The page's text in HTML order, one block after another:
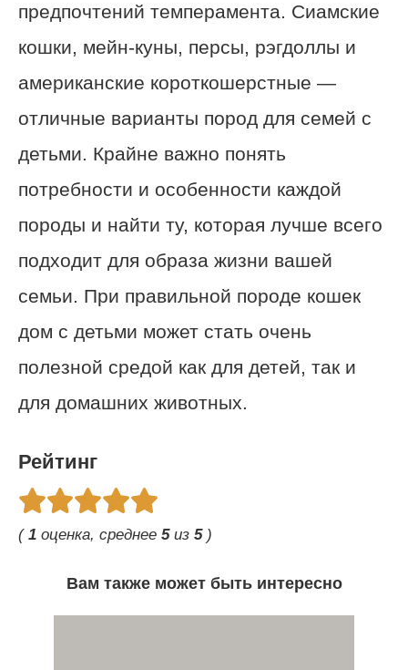
предпочтений темперамента. Сиамские
кошки, мейн-куны, персы, рэгдоллы и
американские короткошерстные —
отличные варианты пород для семей с
детьми. Крайне важно понять
потребности и особенности каждой
породы и найти ту, которая лучше всего
подходит для образа жизни вашей
семьи. При правильной породе кошек
дом с детьми может стать очень
полезной средой как для детей, так и
для домашних животных.
Рейтинг
( 1 оценка, среднее 5из 5)
Вам также может быть интересно